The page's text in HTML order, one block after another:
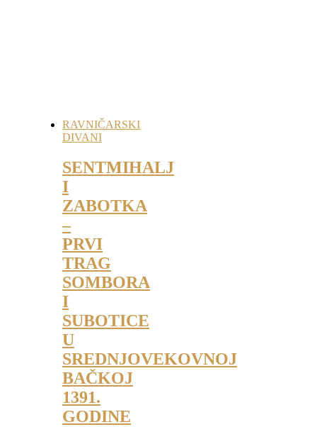
RAVNIČARSKI
DIVANI
SENTMIHALJ
I
ZABOTKA
–
PRVI
TRAG
SOMBORA
I
SUBOTICE
U
SREDNJOVEKOVNOJ
BAČKOJ
1391.
GODINE